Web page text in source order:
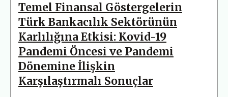
Temel Finansal Göstergelerin
Türk Bankacılık Sektörünün
Karlılığına Etkisi: Kovid-19
Pandemi Öncesi ve Pandemi
Dönemine İlişkin
Karşılaştırmalı Sonuçlar